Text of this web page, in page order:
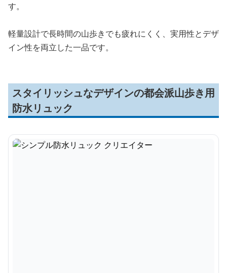
す。
軽量設計で長時間の山歩きでも疲れにくく、実用性とデザ
イン性を両立した一品です。
スタイリッシュなデザインの都会派山歩き用
防水リュック